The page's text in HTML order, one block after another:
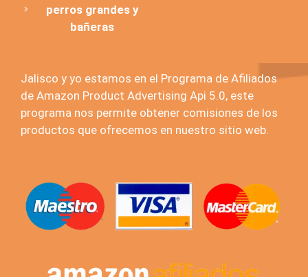
perros grandes y
bañeras
Jalisco y yo estamos en el Programa de Afiliados
de Amazon Product Advertising Api 5.0, este
programa nos permite obtener comisiones de los
productos que ofrecemos en nuestro sitio web.